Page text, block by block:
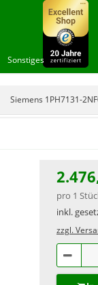
Sonstiges
Siemens 1PH7131-
pro 1
inkl.
zzgl.